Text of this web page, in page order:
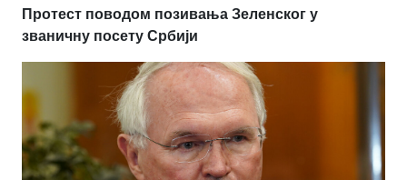
Протест поводом позивања Зеленског у
званичну посету Србији